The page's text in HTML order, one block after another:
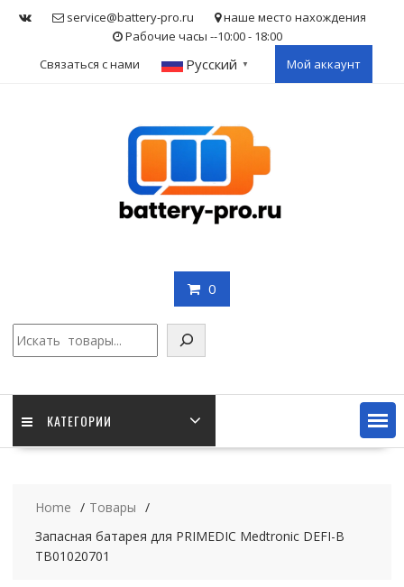
service@battery-pro.ru
наше место нахождения
Рабочие часы --10:00 - 18:00
Связаться с нами
Русский ▼ Мой аккаунт
0
КАТЕГОРИИ
Home
Товары
Запасная батарея для PRIMEDIC Medtronic DEFI-B
TB01020701